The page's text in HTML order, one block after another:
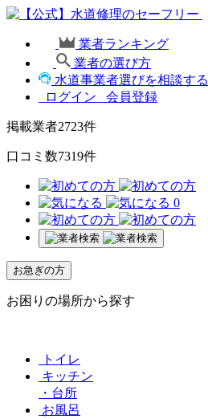
業者ランキング
業者の選び方
水道事業者選びを相談する
ログイン
会員登録
掲載業者2723件
口コミ数7319件
0
お急ぎの方
お困りの場所から探す
トイレ
キッチン
・台所
お風呂